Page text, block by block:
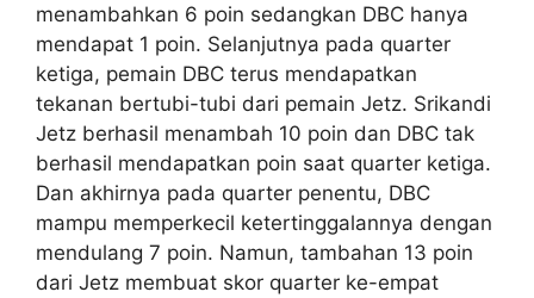
menambahkan 6 poin sedangkan DBC hanya
mendapat 1 poin. Selanjutnya pada quarter
ketiga, pemain DBC terus mendapatkan
tekanan bertubi-tubi dari pemain Jetz. Srikandi
Jetz berhasil menambah 10 poin dan DBC tak
berhasil mendapatkan poin saat quarter ketiga.
Dan akhirnya pada quarter penentu, DBC
mampu memperkecil ketertinggalannya dengan
mendulang 7 poin. Namun, tambahan 13 poin
dari Jetz membuat skor quarter ke-empat